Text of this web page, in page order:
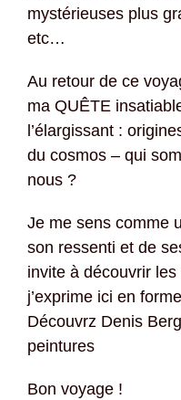
mystérieuses plus
etc…
Au retour de ce
ma QUÊTE
l’élargissant :
du cosmos – qui
nous ?
Je me sens comme
son ressenti et de
invite à découvrir
j’exprime ici en
Découvrz Denis
peintures
Bon voyage !